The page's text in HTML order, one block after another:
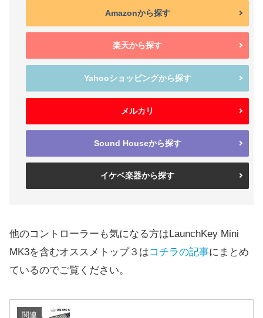
Amazonから探す
楽天から探す
Yahooショッピングから探す
メルカリ
Sound Houseから探す
イケベ楽器から探す
他のコントローラーも気になる方はLaunchKey Mini
MK3を含むオススメトップ３はコチラの記事にまとめ
ているのでご覧ください。
関連